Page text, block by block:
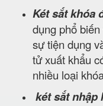
Két sắt khóa
dụng phổ
sự tiện dụng
tử xuất khẩu
nhiều loại
két sắt nhập